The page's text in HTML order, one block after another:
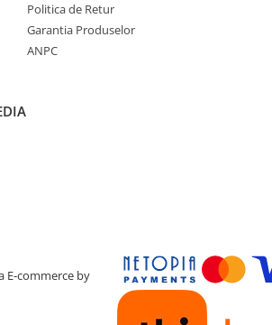
Politica de Retur
Garantia Produselor
ANPC
E-commerce by